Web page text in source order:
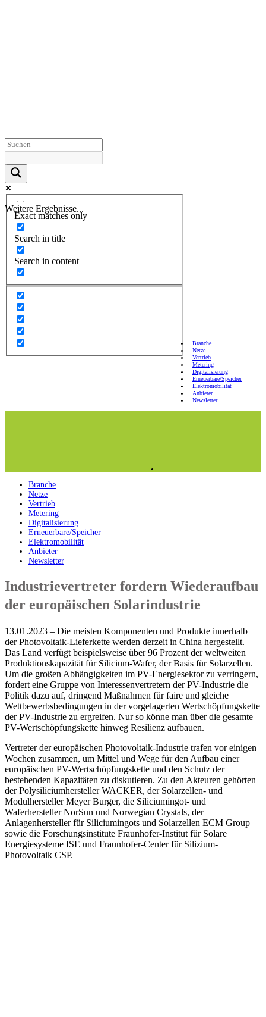
Weitere Ergebnisse...
Exact matches only
Search in title
Search in content
Branche
Netze
Vertrieb
Metering
Digitalisierung
Erneuerbare/Speicher
Elektromobilität
Anbieter
Newsletter
Branche
Netze
Vertrieb
Metering
Digitalisierung
Erneuerbare/Speicher
Elektromobilität
Anbieter
Newsletter
Industrievertreter fordern Wiederaufbau
der europäischen Solarindustrie
13.01.2023 – Die meisten Komponenten und Produkte innerhalb
der Photovoltaik-Lieferkette werden derzeit in China hergestellt.
Das Land verfügt beispielsweise über 96 Prozent der weltweiten
Produktionskapazität für Silicium-Wafer, der Basis für Solarzellen.
Um die großen Abhängigkeiten im PV-Energiesektor zu verringern,
fordert eine Gruppe von Interessenvertretern der PV-Industrie die
Politik dazu auf, dringend Maßnahmen für faire und gleiche
Wettbewerbsbedingungen in der vorgelagerten Wertschöpfungskette
der PV-Industrie zu ergreifen. Nur so könne man über die gesamte
PV-Wertschöpfungskette hinweg Resilienz aufbauen.
Vertreter der europäischen Photovoltaik-Industrie trafen vor einigen
Wochen zusammen, um Mittel und Wege für den Aufbau einer
europäischen PV-Wertschöpfungskette und den Schutz der
bestehenden Kapazitäten zu diskutieren. Zu den Akteuren gehörten
der Polysiliciumhersteller WACKER, der Solarzellen- und
Modulhersteller Meyer Burger, die Siliciumingot- und
Waferhersteller NorSun und Norwegian Crystals, der
Anlagenhersteller für Siliciumingots und Solarzellen ECM Group
sowie die Forschungsinstitute Fraunhofer-Institut für Solare
Energiesysteme ISE und Fraunhofer-Center für Silizium-
Photovoltaik CSP.